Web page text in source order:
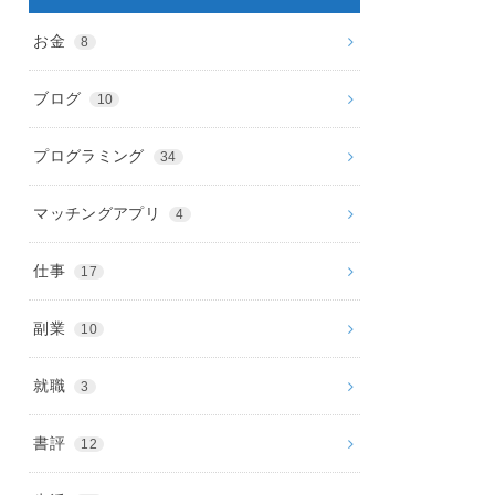
お金 8
ブログ 10
プログラミング 34
マッチングアプリ 4
仕事 17
副業 10
就職 3
書評 12